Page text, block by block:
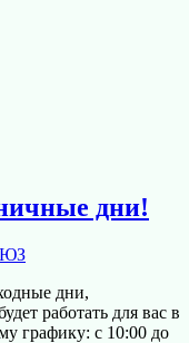
дни!
дни,
работать для вас в
графику: с 10:00 до